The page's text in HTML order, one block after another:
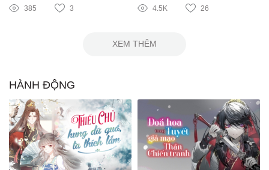
385 3 4.5K 26
XEM THÊM
HÀNH ĐỘNG